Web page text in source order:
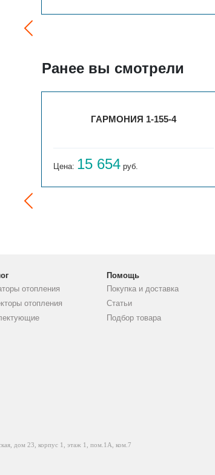
Ранее вы смотрели
ГАРМОНИЯ 1-155-4
Цена: 15 654 руб.
отопления
отопления
Помощь
Покупка и доставка
Статьи
Подбор товара
дом 23, корпус 1, этаж 1, пом.1А, ком.7